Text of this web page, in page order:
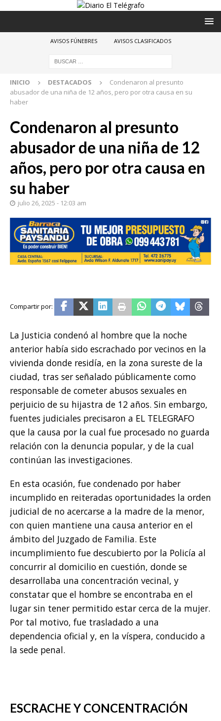
AVISOS FÚNEBRES AVISOS CLASIFICADOS
INICIO DESTACADOS
Condenaron al presunto
abusador de una niña de 12 años, pero por otra causa en su
haber
Condenaron al presunto
abusador de una niña de 12
años, pero por otra causa en
su haber
julio 26, 2025 - 12:03 am
La Justicia condenó al hombre que la noche
anterior había sido escrachado por vecinos en la
vivienda donde residía, en la zona sureste de la
ciudad, tras ser señalado públicamente como
responsable de cometer abusos sexuales en
perjuicio de su hijastra de 12 años. Sin embargo,
fuentes judiciales precisaron a EL TELEGRAFO
que la causa por la cual fue procesado no guarda
relación con la denuncia popular, y de la cual
continúan las investigaciones.
En esta ocasión, fue condenado por haber
incumplido en reiteradas oportunidades la orden
judicial de no acercarse a la madre de la menor,
con quien mantiene una causa anterior en el
ámbito del Juzgado de Familia. Este
incumplimiento fue descubierto por la Policía al
concurrir al domicilio en cuestión, donde se
desarrollaba una concentración vecinal, y
constatar que el hombre se encontraba en el
lugar sin tener permitido estar cerca de la mujer.
Por tal motivo, fue trasladado a una
dependencia oficial y, en la víspera, conducido a
la sede penal.
ESCRACHE Y CONCENTRACIÓN